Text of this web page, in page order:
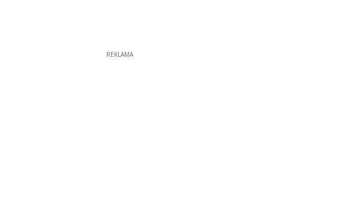
REKLAMA